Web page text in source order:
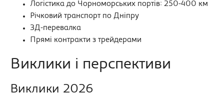
Логістика до Чорноморських портів: 250-400 км
Річковий транспорт по Дніпру
ЗД-перевалка
Прямі контракти з трейдерами
Виклики і перспективи
Виклики 2026